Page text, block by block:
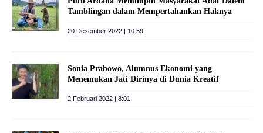
Tamblingan dalam Mempertahankan Haknya
20 Desember 2022 | 10:59
Sonia Prabowo, Alumnus Ekonomi yang
Menemukan Jati Dirinya di Dunia Kreatif
2 Februari 2022 | 8:01